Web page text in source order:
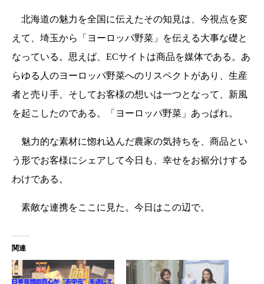
北海道の魅力を全国に伝えたその知見は、今視点を変
えて、埼玉から「ヨーロッパ野菜」を伝える大事な礎と
なっている。思えば、ECサイトは商品を媒体である。あ
らゆる人のヨーロッパ野菜へのリスペクトがあり、生産
者と売り手、そしてお客様の想いは一つとなって、新風
を起こしたのである。「ヨーロッパ野菜」あっぱれ。
魅力的な素材に惚れ込んだ農家の気持ちを、商品とい
う形でお客様にシェアして今日も、幸せをお裾分けする
わけである。
素敵な連携をここに見た。今日はこの辺で。
関連